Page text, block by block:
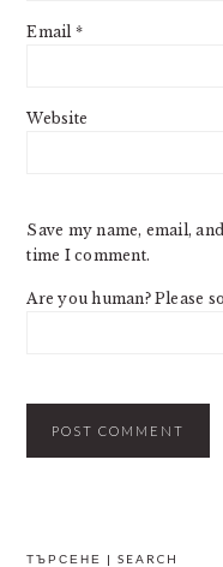
Email *
Website
Save my name, email,
time I comment.
Are you human? Please
ТЪРСЕНЕ | SEARCH